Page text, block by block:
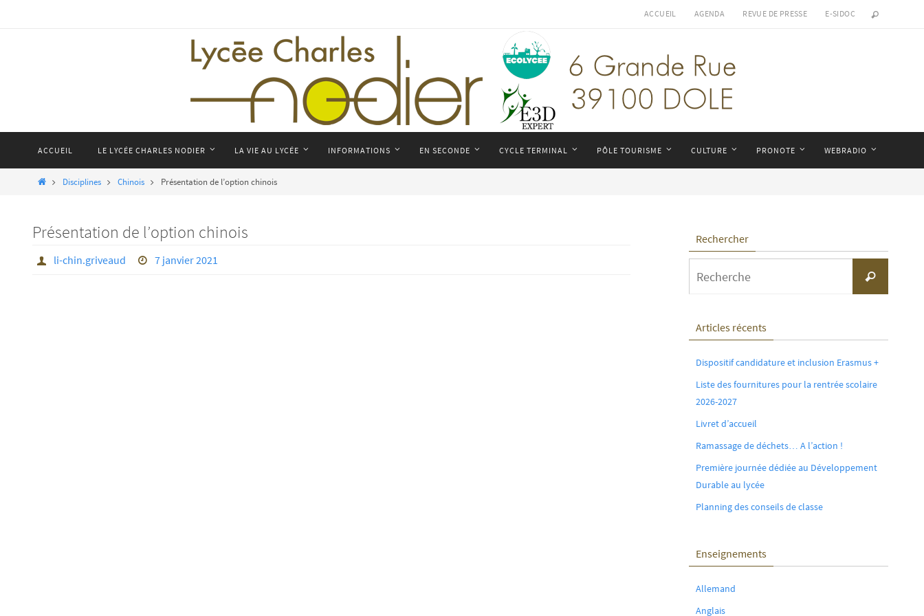
ACCUEIL AGENDA REVUE DE PRESSE E-SIDOC
ACCUEIL LE LYCÉE CHARLES NODIER LA VIE AU LYCÉE INFORMATIONS EN SECONDE CYCLE TERMINAL PÔLE TOURISME CULTURE PRONOTE WEBRADIO
HomeDisciplines Chinois Présentation de l’option chinois
Présentation de l’option chinois
li-chin.griveaud 7 janvier 2021
Rechercher
Recherche
Articles récents
Dispositif candidature et inclusion Erasmus +
Liste des fournitures pour la rentrée scolaire
2026-2027
Livret d’accueil
Ramassage de déchets… A l’action !
Première journée dédiée au Développement
Durable au lycée
Planning des conseils de classe
Enseignements
Allemand
Anglais